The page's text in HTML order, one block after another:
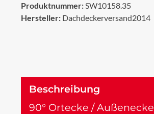
Produktnummer:SW10158.35
Hersteller: Dachdeckerversand2014
Beschreibung
90° Ortecke / Außenecke